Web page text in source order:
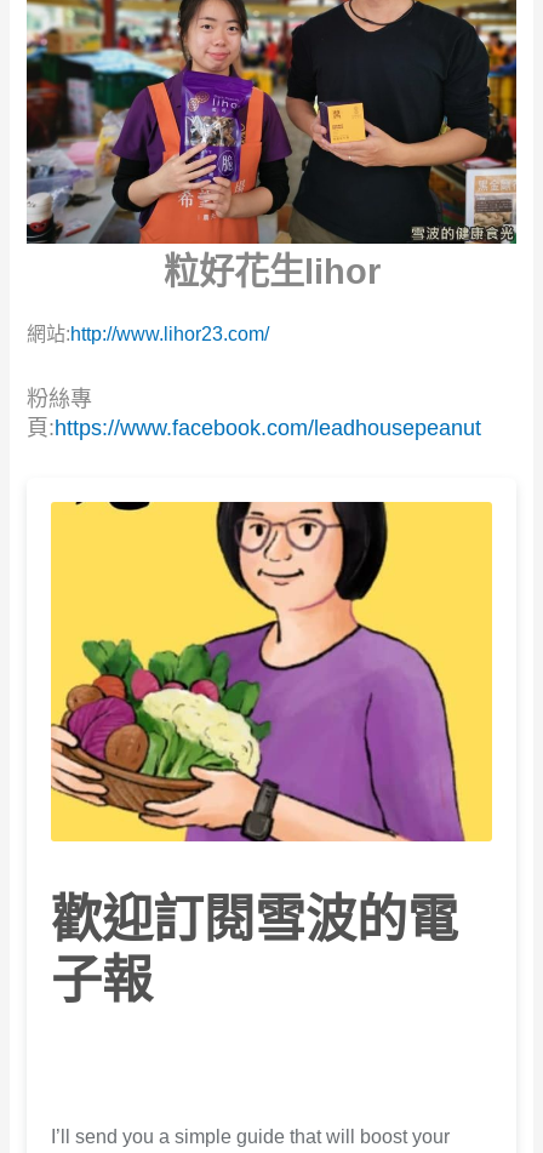
粒好花生lihor
網站:http://www.lihor23.com/
粉絲專
頁:https://www.facebook.com/leadhousepeanut
歡迎訂閱雪波的電
子報
I’ll send you a simple guide that will boost your